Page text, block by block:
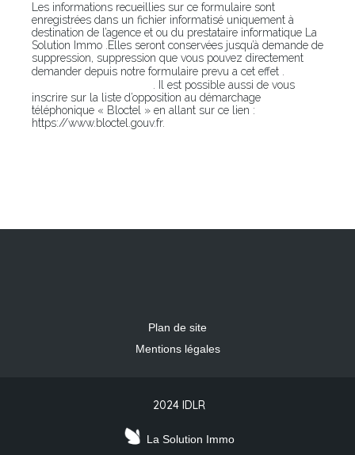
Les informations recueillies sur ce formulaire sont
enregistrées dans un fichier informatisé uniquement à
destination de l’agence et ou du prestataire informatique La
Solution Immo .Elles seront conservées jusqu’à demande de
suppression, suppression que vous pouvez directement
demander depuis notre formulaire prevu a cet effet .
. Il est possible aussi de vous
inscrire sur la liste d’opposition au démarchage
téléphonique « Bloctel » en allant sur ce lien :
https://www.bloctel.gouv.fr.
Plan de site
Mentions légales
2024 IDLR
La Solution Immo